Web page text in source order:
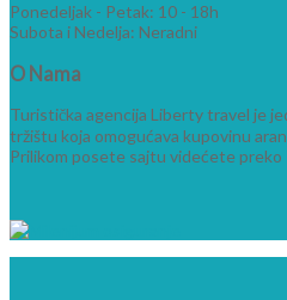
Ponedeljak - Petak: 10 - 18h
Subota i Nedelja: Neradni
O Nama
Turistička agencija Liberty travel je
tržištu koja omogućava kupovinu
Prilikom posete sajtu videćete